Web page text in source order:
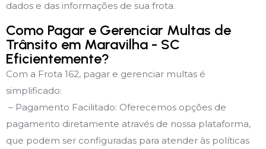
dados e das informações de sua frota.
Como Pagar e Gerenciar Multas de
Trânsito em Maravilha - SC
Eficientemente?
Com a Frota 162, pagar e gerenciar multas é
simplificado:
– Pagamento Facilitado: Oferecemos opções de
pagamento diretamente através de nossa plataforma,
que podem ser configuradas para atender às políticas